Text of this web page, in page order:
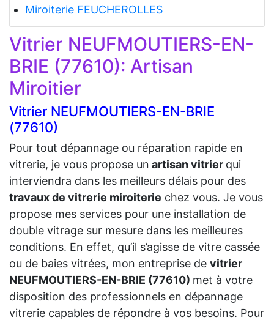
Miroiterie FEUCHEROLLES
Vitrier NEUFMOUTIERS-EN-
BRIE (77610): Artisan
Miroitier
Vitrier NEUFMOUTIERS-EN-BRIE
(77610)
Pour tout dépannage ou réparation rapide en
vitrerie, je vous propose un artisan vitrier qui
interviendra dans les meilleurs délais pour des
travaux de vitrerie miroiterie chez vous. Je vous
propose mes services pour une installation de
double vitrage sur mesure dans les meilleures
conditions. En effet, qu’il s’agisse de vitre cassée
ou de baies vitrées, mon entreprise de vitrier
NEUFMOUTIERS-EN-BRIE (77610) met à votre
disposition des professionnels en dépannage
vitrerie capables de répondre à vos besoins. Pour